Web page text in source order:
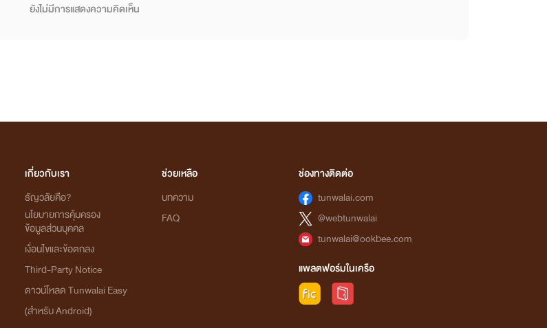
ยังไม่มีการแสดงความคิดเห็น
เกี่ยวกับเรา
ธัญวลัยคือ?
นโยบายการคุ้มครอง
ข้อมูลส่วนบุคคล
เงื่อนไขและข้อตกลง
Third-Party Notice
ดาวน์โหลด Tunwalai Easy
(สำหรับ Android)
ช่วยเหลือ
บทความ
FAQ
ช่องทางติดต่อ
tunwalai.com
@webtunwalai
tunwalai@ookbee.com
แพลตฟอร์มในเครือ